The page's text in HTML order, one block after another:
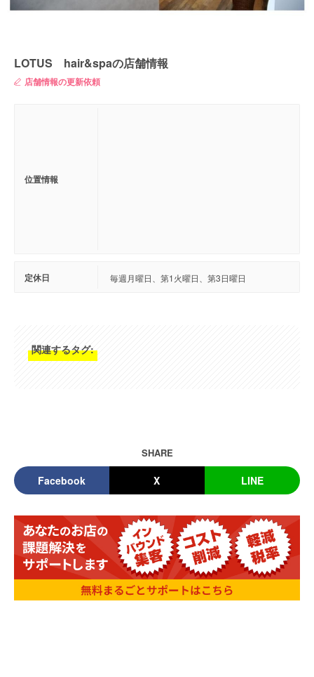
LOTUS hair&spaの店舗情報
店舗情報の更新依頼
位置情報
定休日 毎週月曜日、第1火曜日、第3日曜日
関連するタグ:
SHARE
Facebook X LINE